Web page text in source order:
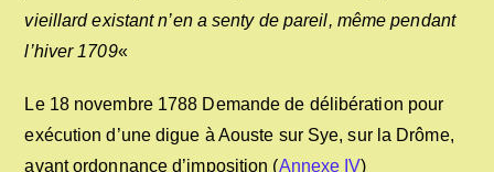
vieillard existant n’en a senty de pareil, même pendant
l’hiver 1709«
Le 18 novembre 1788 Demande de délibération pour
exécution d’une digue à Aouste sur Sye, sur la Drôme,
avant ordonnance d’imposition (Annexe IV)